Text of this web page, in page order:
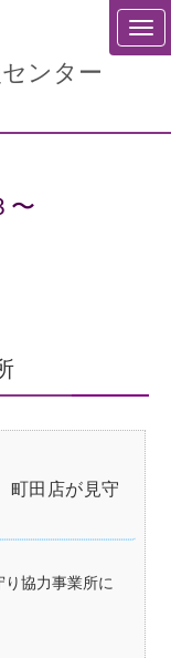
ンター
〜
町田店が見守
協力事業所に